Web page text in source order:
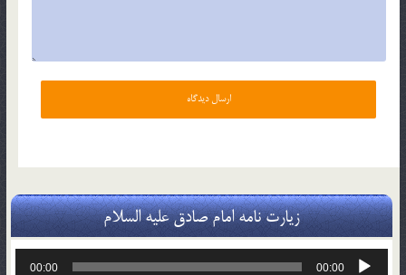
زیارت نامه امام صادق علیه السلام
پخش‌کننده
00:00
00:00